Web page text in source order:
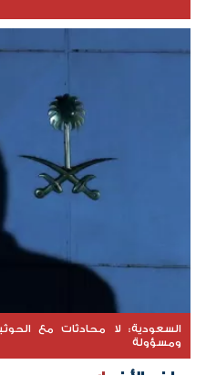
السعودية: لا محادثات مع
ومسؤولة